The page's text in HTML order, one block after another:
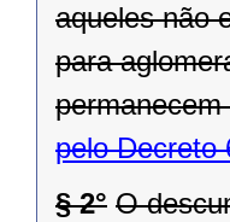
aqueles não
para
pelo Decreto
§ 2° O